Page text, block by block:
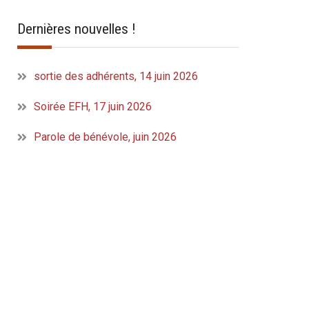
Dernières nouvelles !
sortie des adhérents, 14 juin 2026
Soirée EFH, 17 juin 2026
Parole de bénévole, juin 2026